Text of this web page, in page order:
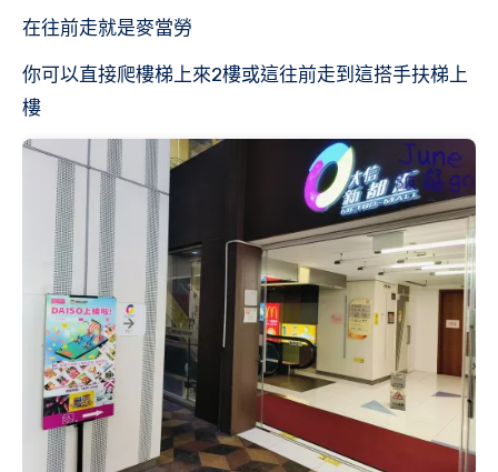
在往前走就是麥當勞
你可以直接爬樓梯上來2樓或這往前走到這搭手扶梯上
樓